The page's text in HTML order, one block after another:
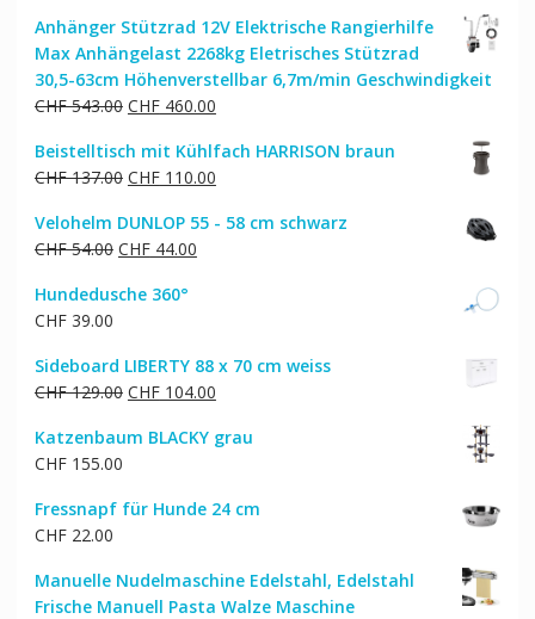
war:
CHF 39.00
ist:
CHF 32.00.
Anhänger Stützrad 12V Elektrische Rangierhilfe
Max Anhängelast 2268kg Eletrisches Stützrad
30,5-63cm Höhenverstellbar 6,7m/min Geschwindigkeit
CHF543.00 Ursprünglicher
war:
CHF 543.00
CHF460.00Aktueller
ist:
CHF 460.00.
Beistelltisch mit Kühlfach HARRISON braun
CHF137.00 Ursprünglicher
war:
CHF 137.00
CHF110.00Aktueller
ist:
Velohelm DUNLOP 55 - 58 cm schwarz
CHF54.00 Ursprünglicher
war:
CHF44.00Aktueller
Hundedusche 360°
CHF39.00
Sideboard LIBERTY 88 x 70 cm weiss
CHF129.00 Ursprünglicher
war:
CHF104.00Aktueller
ist:
Katzenbaum BLACKY grau
CHF155.00
Fressnapf für Hunde 24 cm
CHF22.00
Manuelle Nudelmaschine Edelstahl, Edelstahl
Frische Manuell Pasta Walze Maschine